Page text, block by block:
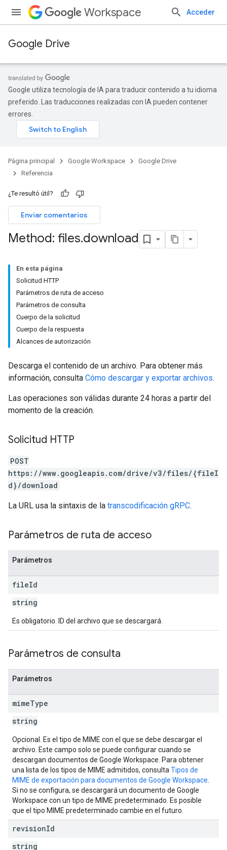
Workspace Acceder
Google Drive
Google utiliza tecnología de IA para traducir contenido a tu idioma
preferido. Las traducciones realizadas con IA pueden contener
errores.
Página principal Google Workspace
Google Drive
Referencia
¿Te resultó útil?
Enviar comentarios
Method: files.download
En esta página
Solicitud HTTP
Parámetros de ruta de acceso
Parámetros de consulta
Cuerpo de la solicitud
Cuerpo de la respuesta
Alcances de autorización
Descarga el contenido de un archivo. Para obtener más
información, consulta Cómo descargar y exportar archivos.
Las operaciones son válidas durante 24 horas a partir del
momento de la creación.
Solicitud HTTP
POST
https://www.googleapis.com/drive/v3/files/{fileI
d}/download
La URL usa la sintaxis de la transcodificación gRPC.
Parámetros de ruta de acceso
Parámetros
fileId
string
Es obligatorio. ID del archivo que se descargará.
Parámetros de consulta
Parámetros
mimeType
string
Opcional. Es el tipo de MIME con el que se debe descargar el
archivo. Este campo solo se puede configurar cuando se
descargan documentos de Google Workspace. Para obtener
una lista de los tipos de MIME admitidos, consulta Tipos de
MIME de exportación para documentos de Google Workspace
Si no se configura, se descargará un documento de Google
Workspace con un tipo de MIME predeterminado. Es posible
que el tipo MIME predeterminado cambie en el futuro.
revisionId
string